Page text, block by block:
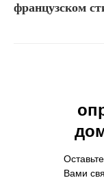
французском
Вами